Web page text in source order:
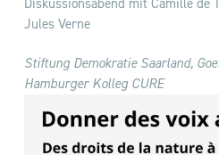
Diskussionsabend mit Camille de
Jules Verne
Stiftung Demokratie Saarland,
Hamburger Kolleg CURE